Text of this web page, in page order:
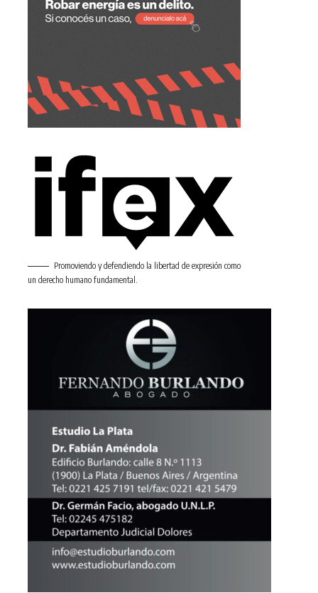
Promoviendo y defendiendo la libertad de expresión como
un derecho humano fundamental.